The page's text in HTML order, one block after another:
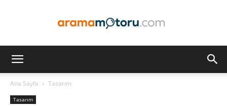
Ana Sayfa Tasarım
Tasarım